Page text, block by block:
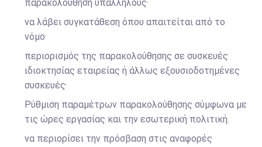
παρακολούθηση υπαλλήλους·
να λάβει συγκατάθεση όπου απαιτείται από το
νόμο·
περιορισμός της παρακολούθησης σε συσκευές
ιδιοκτησίας εταιρείας ή άλλως εξουσιοδοτημένες
συσκευές·
Ρύθμιση παραμέτρων παρακολούθησης σύμφωνα με
τις ώρες εργασίας και την εσωτερική πολιτική.
να περιορίσει την πρόσβαση στις αναφορές